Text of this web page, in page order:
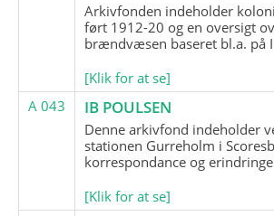
Arkivfonden indeholder
ført 1912-20 og en oversigt
brændvæsen baseret bl.a. på
[Klik for at se]
A 043
IB POULSEN
Denne arkivfond indeholder
stationen Gurreholm i
korrespondance og
[Klik for at se]